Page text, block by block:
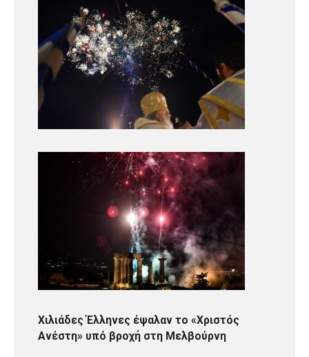
Χιλιάδες Έλληνες έψαλαν το «Χριστός
Ανέστη» υπό βροχή στη Μελβούρνη